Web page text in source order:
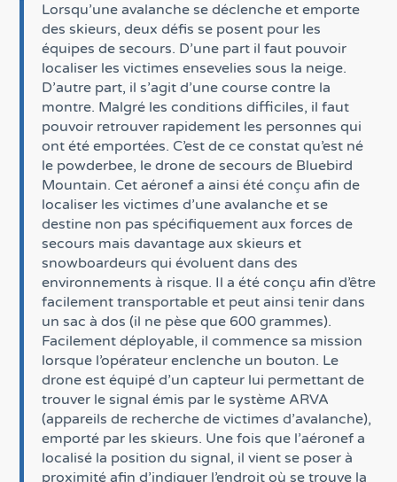
Lorsqu’une avalanche se déclenche et emporte
des skieurs, deux défis se posent pour les
équipes de secours. D’une part il faut pouvoir
localiser les victimes ensevelies sous la neige.
D’autre part, il s’agit d’une course contre la
montre. Malgré les conditions difficiles, il faut
pouvoir retrouver rapidement les personnes qui
ont été emportées. C’est de ce constat qu’est né
le powderbee, le drone de secours de Bluebird
Mountain. Cet aéronef a ainsi été conçu afin de
localiser les victimes d’une avalanche et se
destine non pas spécifiquement aux forces de
secours mais davantage aux skieurs et
snowboardeurs qui évoluent dans des
environnements à risque. Il a été conçu afin d’être
facilement transportable et peut ainsi tenir dans
un sac à dos (il ne pèse que 600 grammes).
Facilement déployable, il commence sa mission
lorsque l’opérateur enclenche un bouton. Le
drone est équipé d’un capteur lui permettant de
trouver le signal émis par le système ARVA
(appareils de recherche de victimes d’avalanche),
emporté par les skieurs. Une fois que l’aéronef a
localisé la position du signal, il vient se poser à
proximité afin d’indiquer l’endroit où se trouve la